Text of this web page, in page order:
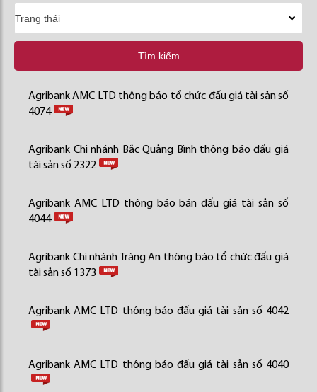
Tìm kiếm
Agribank AMC LTD thông báo tổ chức đấu giá tài sản số
4074
Agribank Chi nhánh Bắc Quảng Bình thông báo đấu giá
tài sản số 2322
Agribank AMC LTD thông báo bán đấu giá tài sản số
4044
Agribank Chi nhánh Tràng An thông báo tổ chức đấu giá
tài sản số 1373
Agribank AMC LTD thông báo đấu giá tài sản số 4042
Agribank AMC LTD thông báo đấu giá tài sản số 4040